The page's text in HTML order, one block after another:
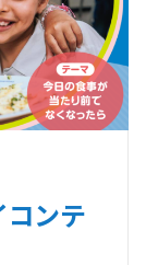
コンテ